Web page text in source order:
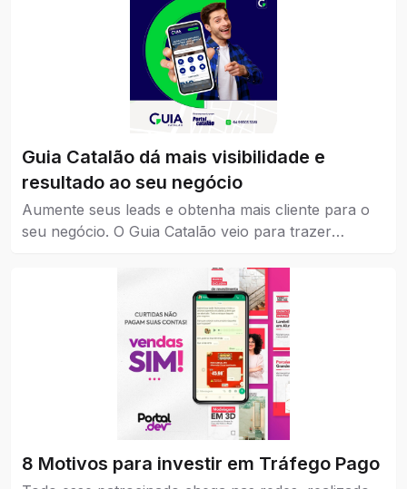
Guia Catalão dá mais visibilidade e
resultado ao seu negócio
Aumente seus leads e obtenha mais cliente para o
seu negócio. O Guia Catalão veio para trazer
todos os níveis, pequena, média e grande.
8 Motivos para investir em Tráfego Pago